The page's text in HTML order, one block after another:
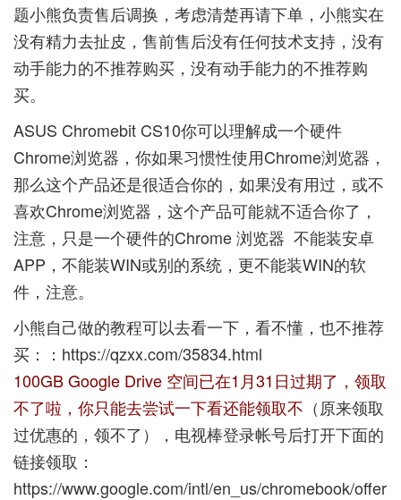
题小熊负责售后调换，考虑清楚再请下单，小熊实在
没有精力去扯皮，售前售后没有任何技术支持，没有
动手能力的不推荐购买，没有动手能力的不推荐购
买。
ASUS Chromebit CS10你可以理解成一个硬件
Chrome浏览器，你如果习惯性使用Chrome浏览器，
那么这个产品还是很适合你的，如果没有用过，或不
喜欢Chrome浏览器，这个产品可能就不适合你了，
注意，只是一个硬件的Chrome 浏览器 不能装安卓
APP，不能装WIN或别的系统，更不能装WIN的软
件，注意。
小熊自己做的教程可以去看一下，看不懂，也不推荐
买：： https://qzxx.com/35834.html
100GB Google Drive 空间已在1月31日过期了，领取
不了啦，你只能去尝试一下看还能领取不 （原来领取
过优惠的，领不了），电视棒登录帐号后打开下面的
链接领取：
https://www.google.com/intl/en_us/chromebook/offer